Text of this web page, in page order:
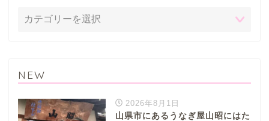
NEW
2026年8月1日
山県市にあるうなぎ屋山昭にはた